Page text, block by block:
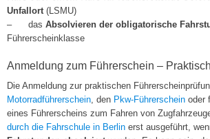
Unfallort (LSMU)
– das Absolvieren der obligatorische
Führerscheinklasse
Anmeldung zum Führerschein –
Die Anmeldung zur praktischen
Motorradführerschein, den Pkw-Führerschein oder
eines Führerscheins zum Fahren von
durch die Fahrschule in Berlin erst ausgeführt,